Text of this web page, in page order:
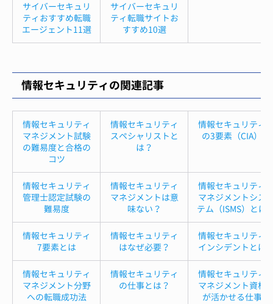
サイバーセキュリ
ティおすすめ転職
エージェント11選
サイバーセキュリ
ティ転職サイトお
すすめ10選
情報セキュリティの関連記事
情報セキュリティ
マネジメント試験
の難易度と合格の
コツ
情報セキュリティ
スペシャリストと
は？
情報セキュリティ
の3要素（CIA）
情報セキュリティ
管理士認定試験の
難易度
情報セキュリティ
マネジメントは意
味ない？
情報セキュリティ
マネジメントシス
テム（ISMS）とは
情報セキュリティ
7要素とは
情報セキュリティ
はなぜ必要？
情報セキュリティ
インシデントとは
情報セキュリティ
マネジメント分野
への転職成功法
情報セキュリティ
の仕事とは？
情報セキュリティ
マネジメント資格
が活かせる仕事